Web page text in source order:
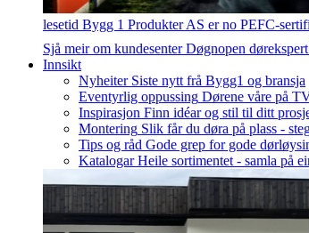
lesetid Bygg 1 Produkter AS er no PEFC-
Sjå meir om kundesenterDøgnopen dørekspert
Innsikt
Nyheiter Siste nytt frå Bygg1 og bransja
Eventyrlig oppussing Dørene våre på
Inspirasjon Finn idéar og stil til ditt
Montering Slik får du døra på plass -
Tips og råd Gode grep for gode
Katalogar Heile sortimentet - samla på